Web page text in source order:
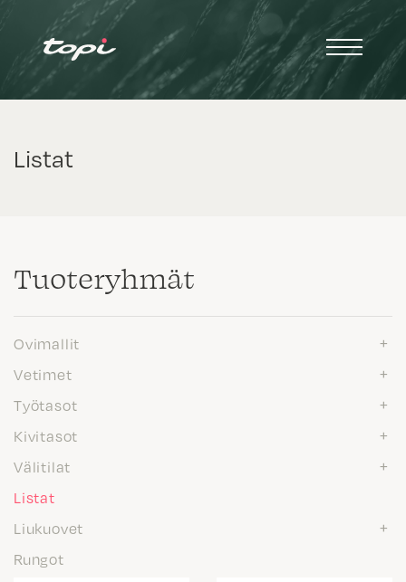
Listat
Tuote­ryhmät
Ovimallit
Vetimet
Työtasot
Kivitasot
Välitilat
Listat
Liukuovet
Rungot